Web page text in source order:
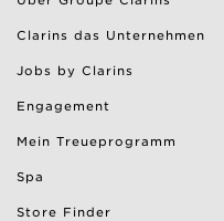
Clarins das Unternehmen
Jobs by Clarins
Engagement
Mein Treueprogramm
Spa
Store Finder